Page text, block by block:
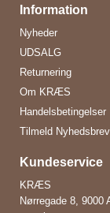
Information
Nyheder
UDSALG
Returnering
Om KRÆS
Handelsbetingelser
Tilmeld Nyhedsbrev
Kundeservice
KRÆS
Nørregade 8, 9000